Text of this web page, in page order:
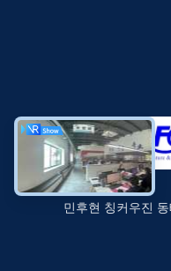
민후현 칭커우진